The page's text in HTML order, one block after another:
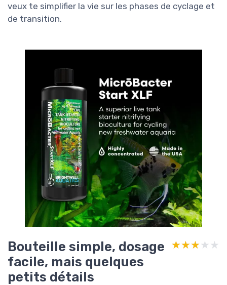
veux te simplifier la vie sur les phases de cyclage et
de transition.
Bouteille simple, dosage
facile, mais quelques
petits détails
★★★★★
★★★★★